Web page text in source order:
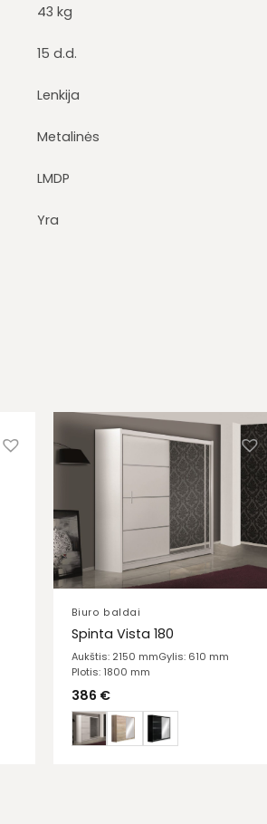
43 kg
15 d.d.
Lenkija
Metalinės
LMDP
Yra
Biuro baldai
Spinta Vista 180
Aukštis: 2150 mmGylis: 610 mm
Plotis: 1800 mm
386 €